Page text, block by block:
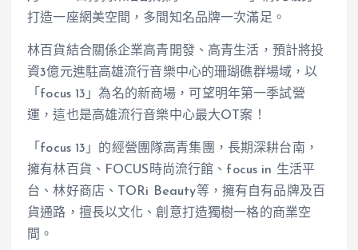
打造一座網美空間，多間知名品牌一次滿足。
林百貨結合關係企業高青開發、高青生活，預計將投
資3億元進駐高雄流行音樂中心的珊瑚礁群場域，以
「focus 13」為名的新商場，可望明年第一季試營
運，這也是高雄流行音樂中心最大OT案！
「focus 13」的經營團隊高青集團，長期深耕台南，
擁有林百貨、FOCUS時尚流行館、focus in 生活平
台、林好商店、TORi Beauty等，擁有自有品牌及百
貨通路，擅長以文化、創意打造獨樹一格的商業空
間。